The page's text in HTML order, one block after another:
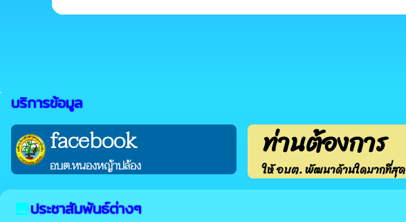
บริการข้อมูล
facebook
อบต.หนองหญ้าปล้อง
ท่านต้องการ
ให้ อบต. พัฒนาด้านใดมากที่สุด
imageประชาสัมพันธ์ต่างๆ